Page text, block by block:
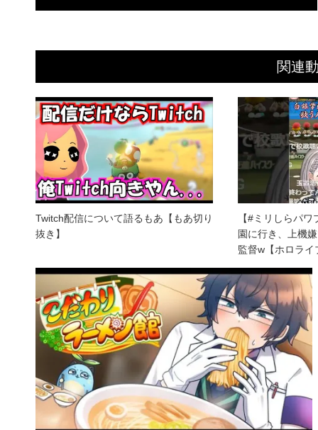
関連
Twitch配信について語るもあ【もあ切り
抜き】
【#ミリしらパ
園に行き、上機
監督w【ホロラ